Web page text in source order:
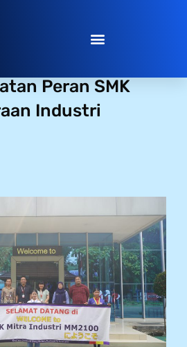
Kemenko PMK
Peran SMK
Industri